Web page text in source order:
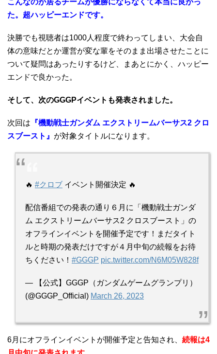
こんなのが居るチームが優勝にならなくて本当に良かっ
た。超ハッピーエンドです。
決勝でも視聴者は1000人程度で終わってしまい、大会自
体の意味だとか運営が変な輩をそのまま出場させたことに
ついて疑問はあったりするけど、まあとにかく、ハッピー
エンドで良かった。
そして、次のGGGPイベントも発表されました。
次回は 『機動戦士ガンダム エクストリームバーサス2 クロ
スブースト』 が対象タイトルになります。
🔥 #クロブ イベント開催決定 🔥
配信番組での発表の通り６月に「機動戦士ガンダ
ム エクストリームバーサス2 クロスブースト」の
オフラインイベントを開催予定です！まだタイト
ルと時期の発表だけですが４月中旬の続報をお待
ちください！ #GGGP pic.twitter.com/N6M05W828f
— 【公式】GGGP（ガンダムゲームグランプリ）
(@GGGP_Official) March 26, 2023
6月にオフラインイベントが開催予定と告知され、 続報は4